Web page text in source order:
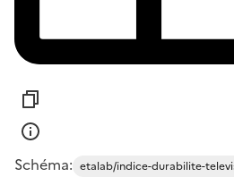
Schéma: etalab/indice-durabilite-